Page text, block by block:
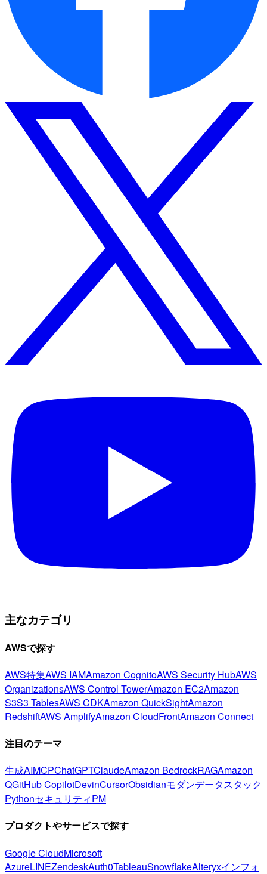
主なカテゴリ
AWSで探す
AWS特集AWS IAMAmazon CognitoAWS Security HubAWS
OrganizationsAWS Control TowerAmazon EC2Amazon
S3S3 TablesAWS CDKAmazon QuickSightAmazon
RedshiftAWS AmplifyAmazon CloudFrontAmazon Connect
注目のテーマ
生成AIMCPChatGPTClaudeAmazon BedrockRAGAmazon
QGitHub CopilotDevinCursorObsidianモダンデータスタック
PythonセキュリティPM
プロダクトやサービスで探す
Google CloudMicrosoft
AzureLINEZendeskAuth0TableauSnowflakeAlteryxインフォ